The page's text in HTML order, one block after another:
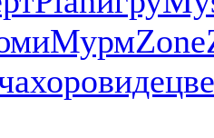
МурмZone
хоровиде